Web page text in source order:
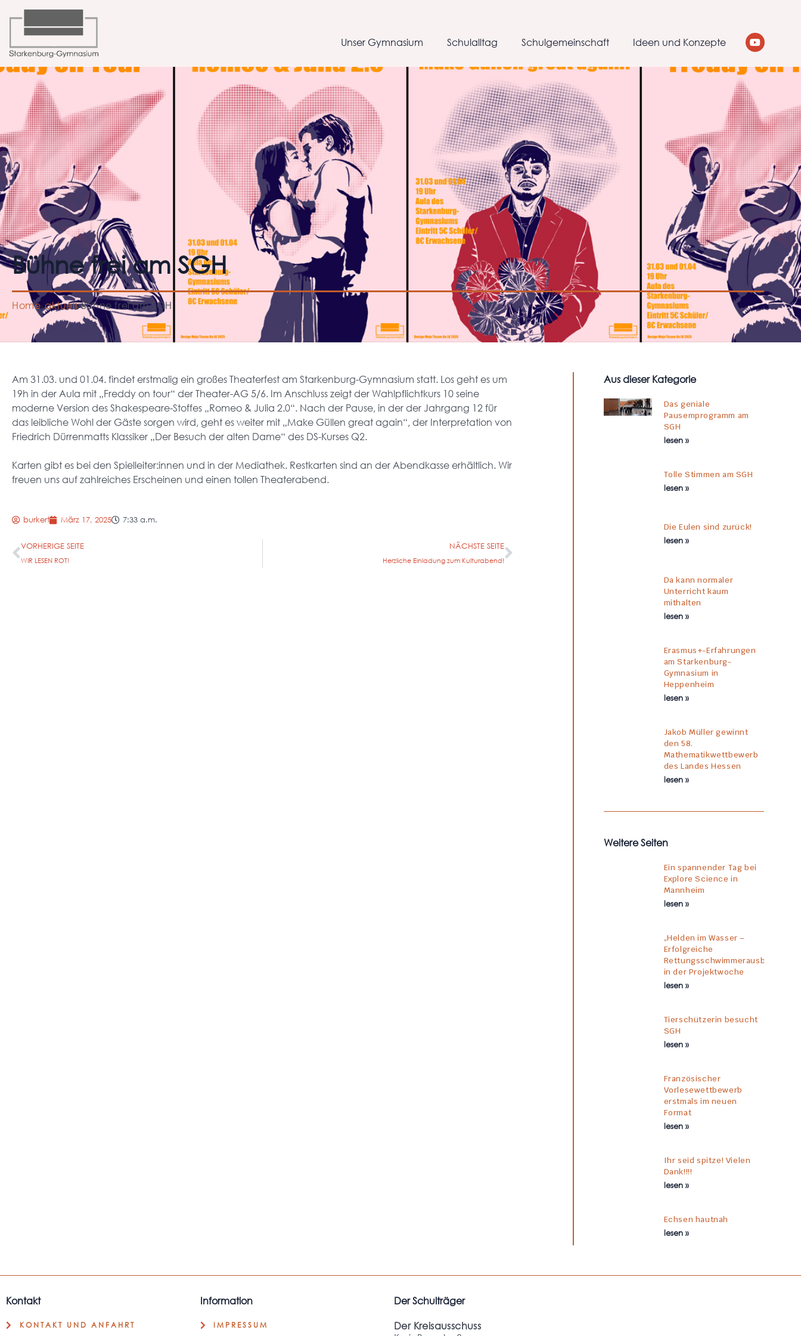
Unser Gymnasium Schulalltag Schulgemeinschaft Ideen und Konzepte
Bühne frei am SGH
Home aktuell Bühne frei am SGH
Am 31.03. und 01.04. findet erstmalig ein großes Theaterfest am Starkenburg-Gymnasium statt. Los geht es um
19h in der Aula mit „Freddy on tour“ der Theater-AG 5/6. Im Anschluss zeigt der Wahlpflichtkurs 10 seine
moderne Version des Shakespeare-Stoffes „Romeo & Julia 2.0“. Nach der Pause, in der der Jahrgang 12 für
das leibliche Wohl der Gäste sorgen wird, geht es weiter mit „Make Güllen great again“, der Interpretation von
Friedrich Dürrenmatts Klassiker „Der Besuch der alten Dame“ des DS-Kurses Q2.
Karten gibt es bei den Spielleiter:innen und in der Mediathek. Restkarten sind an der Abendkasse erhältlich. Wir
freuen uns auf zahlreiches Erscheinen und einen tollen Theaterabend.
burkert März 17, 2025 7:33 a.m.
VORHERIGE SEITE
WIR LESEN ROT!
NÄCHSTE SEITE
Herzliche Einladung zum Kulturabend!
Aus dieser Kategorie
Das geniale
Pausemprogramm am
SGH
lesen »
Tolle Stimmen am SGH
lesen »
Die Eulen sind zurück!
lesen »
Da kann normaler
Unterricht kaum
mithalten
lesen »
Erasmus+-Erfahrungen
am Starkenburg-
Gymnasium in
Heppenheim
lesen »
Jakob Müller gewinnt
den 58.
Mathematikwettbewerb
des Landes Hessen
lesen »
Weitere Seiten
Ein spannender Tag bei
Explore Science in
Mannheim
lesen »
„Helden im Wasser –
Erfolgreiche
Rettungsschwimmerausbildung
in der Projektwoche
lesen »
Tierschützerin besucht
SGH
lesen »
Französischer
Vorlesewettbewerb
erstmals im neuen
Format
lesen »
Ihr seid spitze! Vielen
Dank!!!!
lesen »
Echsen hautnah
lesen »
Kontakt
KONTAKT UND ANFAHRT
Information
IMPRESSUM
Der Schulträger
Der Kreisausschuss